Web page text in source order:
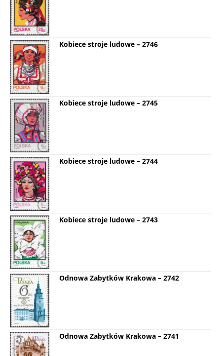
Kobiece stroje ludowe – 2746
Kobiece stroje ludowe – 2745
Kobiece stroje ludowe – 2744
Kobiece stroje ludowe – 2743
Odnowa Zabytków Krakowa – 2742
Odnowa Zabytków Krakowa – 2741